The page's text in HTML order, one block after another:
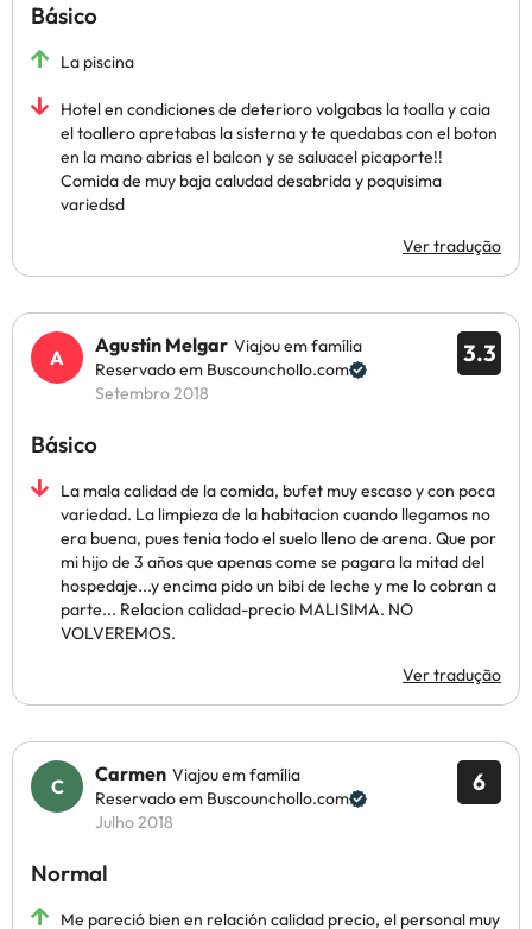
Básico
La piscina
Hotel en condiciones de deterioro volgabas la toalla y caia
el toallero apretabas la sisterna y te quedabas con el boton
en la mano abrias el balcon y se saluacel picaporte!!
Comida de muy baja caludad desabrida y poquisima
variedsd
Ver tradução
3.3
Agustín Melgar Viajou em família
Reservado em Buscounchollo.com
Setembro 2018
Básico
La mala calidad de la comida, bufet muy escaso y con poca
variedad. La limpieza de la habitacion cuando llegamos no
era buena, pues tenia todo el suelo lleno de arena. Que por
mi hijo de 3 años que apenas come se pagara la mitad del
hospedaje...y encima pido un bibi de leche y me lo cobran a
parte... Relacion calidad-precio MALISIMA. NO
VOLVEREMOS.
Ver tradução
6
Carmen Viajou em família
Reservado em Buscounchollo.com
Julho 2018
Normal
Me pareció bien en relación calidad precio, el personal muy